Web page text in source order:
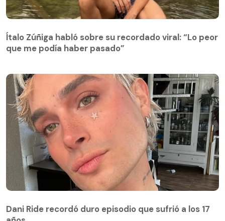
Ítalo Zúñiga habló sobre su recordado viral: “Lo peor
que me podía haber pasado”
Dani Ride recordó duro episodio que sufrió a los 17